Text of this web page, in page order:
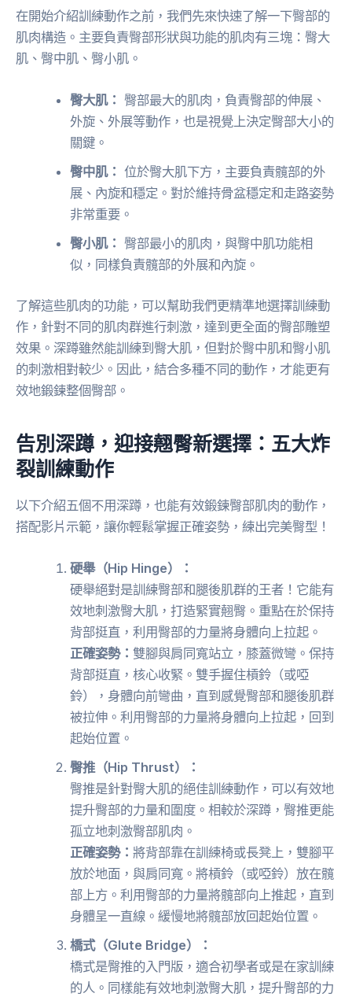
在開始介紹訓練動作之前，我們先來快速了解一下臀部的
肌肉構造。主要負責臀部形狀與功能的肌肉有三塊：臀大
肌、臀中肌、臀小肌。
臀大肌： 臀部最大的肌肉，負責臀部的伸展、
外旋、外展等動作，也是視覺上決定臀部大小的
關鍵。
臀中肌： 位於臀大肌下方，主要負責髖部的外
展、內旋和穩定。對於維持骨盆穩定和走路姿勢
非常重要。
臀小肌： 臀部最小的肌肉，與臀中肌功能相
似，同樣負責髖部的外展和內旋。
了解這些肌肉的功能，可以幫助我們更精準地選擇訓練動
作，針對不同的肌肉群進行刺激，達到更全面的臀部雕塑
效果。深蹲雖然能訓練到臀大肌，但對於臀中肌和臀小肌
的刺激相對較少。因此，結合多種不同的動作，才能更有
效地鍛鍊整個臀部。
告別深蹲，迎接翹臀新選擇：五大炸
裂訓練動作
以下介紹五個不用深蹲，也能有效鍛鍊臀部肌肉的動作，
搭配影片示範，讓你輕鬆掌握正確姿勢，練出完美臀型！
硬舉（Hip Hinge）：
硬舉絕對是訓練臀部和腿後肌群的王者！它能有
效地刺激臀大肌，打造緊實翹臀。重點在於保持
背部挺直，利用臀部的力量將身體向上拉起。
正確姿勢：雙腳與肩同寬站立，膝蓋微彎。保持
背部挺直，核心收緊。雙手握住槓鈴（或啞
鈴），身體向前彎曲，直到感覺臀部和腿後肌群
被拉伸。利用臀部的力量將身體向上拉起，回到
起始位置。
臀推（Hip Thrust）：
臀推是針對臀大肌的絕佳訓練動作，可以有效地
提升臀部的力量和圍度。相較於深蹲，臀推更能
孤立地刺激臀部肌肉。
正確姿勢：將背部靠在訓練椅或長凳上，雙腳平
放於地面，與肩同寬。將槓鈴（或啞鈴）放在髖
部上方。利用臀部的力量將髖部向上推起，直到
身體呈一直線。緩慢地將髖部放回起始位置。
橋式（Glute Bridge）：
橋式是臀推的入門版，適合初學者或是在家訓練
的人。同樣能有效地刺激臀大肌，提升臀部的力